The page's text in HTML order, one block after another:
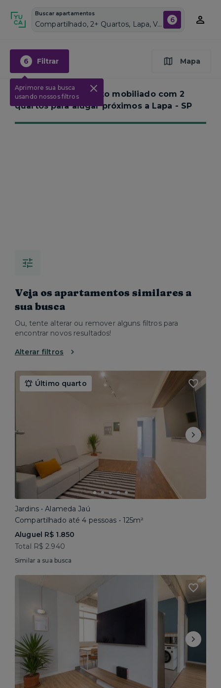
Buscar apartamentos
Compartilhado, 2+ Quartos, Lapa, Vagas de garagem: Sim, Mobiliado, Piscina 6
6 Filtrar
Aprimore sua busca
usando nossos filtros
Mapa
Nenhum apartamento mobiliado com 2
quartos para alugar próximos a Lapa - SP
Veja os apartamentos similares a
sua busca
Ou, tente alterar ou remover alguns filtros para
encontrar novos resultados!
Alterar filtros
Último quarto
Jardins • Alameda Jaú
Compartilhado até 4 pessoas • 125m²
Aluguel R$ 1.850
Total R$ 2.940
Similar a sua busca